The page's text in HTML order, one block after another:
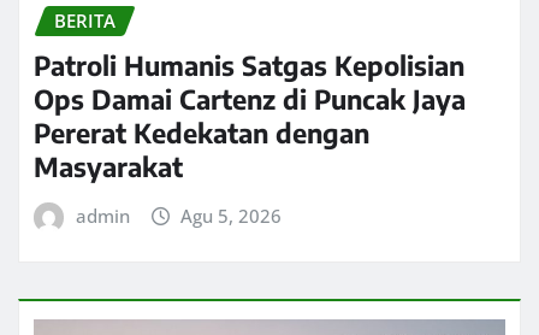
BERITA
Patroli Humanis Satgas Kepolisian
Ops Damai Cartenz di Puncak Jaya
Pererat Kedekatan dengan
Masyarakat
admin Agu 5, 2026